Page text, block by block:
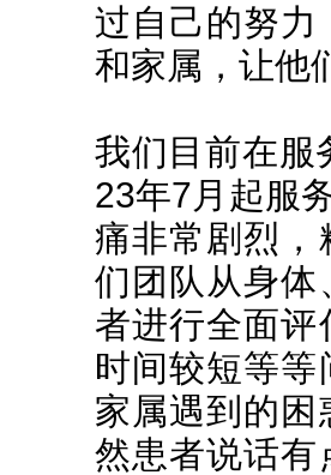
过自己的努力
和家属，让他
我们目前在服
23年7月起服
痛非常剧烈，
们团队从身体
者进行全面
时间较短等
家属遇到的
然患者说话有